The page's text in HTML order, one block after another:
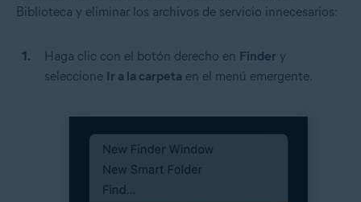
Biblioteca y eliminar los archivos de servicio innecesarios:
Haga clic con el botón derecho en Finder y
seleccione Ir a la carpeta en el menú emergente.